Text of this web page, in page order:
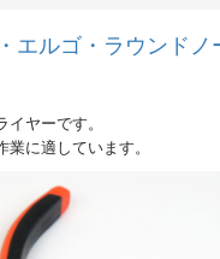
エルゴ・ラウンドノ
ヤーです。
に適しています。